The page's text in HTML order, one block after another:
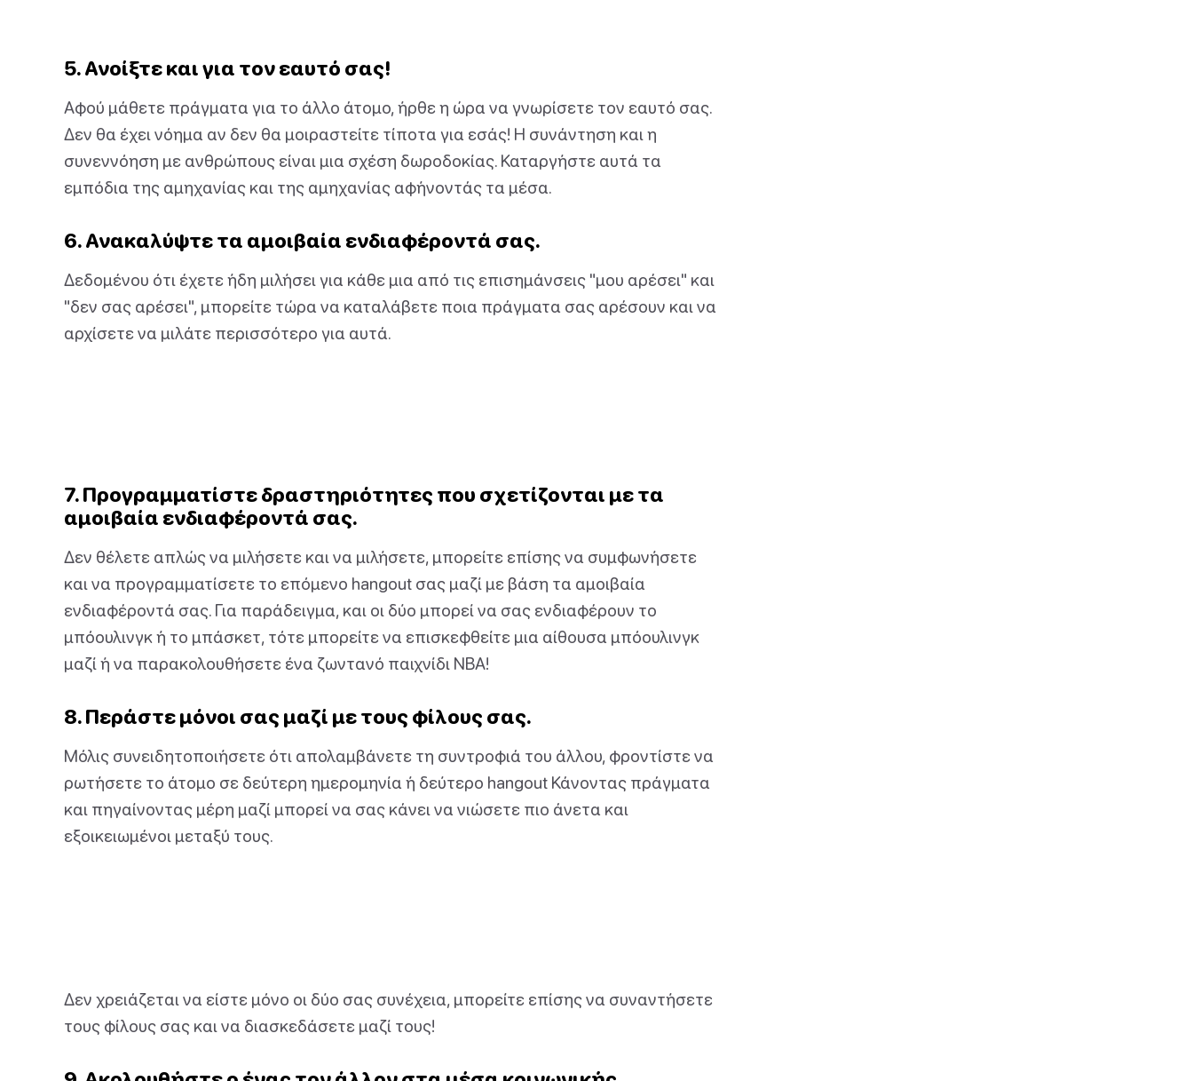
5. Ανοίξτε και για τον εαυτό σας!
Αφού μάθετε πράγματα για το άλλο άτομο, ήρθε η ώρα να γνωρίσετε τον εαυτό σας.
Δεν θα έχει νόημα αν δεν θα μοιραστείτε τίποτα για εσάς! Η συνάντηση και η
συνεννόηση με ανθρώπους είναι μια σχέση δωροδοκίας. Καταργήστε αυτά τα
εμπόδια της αμηχανίας και της αμηχανίας αφήνοντάς τα μέσα.
6. Ανακαλύψτε τα αμοιβαία ενδιαφέροντά σας.
Δεδομένου ότι έχετε ήδη μιλήσει για κάθε μια από τις επισημάνσεις "μου αρέσει" και
"δεν σας αρέσει", μπορείτε τώρα να καταλάβετε ποια πράγματα σας αρέσουν και να
αρχίσετε να μιλάτε περισσότερο για αυτά.
7. Προγραμματίστε δραστηριότητες που σχετίζονται με τα
αμοιβαία ενδιαφέροντά σας.
Δεν θέλετε απλώς να μιλήσετε και να μιλήσετε, μπορείτε επίσης να συμφωνήσετε
και να προγραμματίσετε το επόμενο hangout σας μαζί με βάση τα αμοιβαία
ενδιαφέροντά σας. Για παράδειγμα, και οι δύο μπορεί να σας ενδιαφέρουν το
μπόουλινγκ ή το μπάσκετ, τότε μπορείτε να επισκεφθείτε μια αίθουσα μπόουλινγκ
μαζί ή να παρακολουθήσετε ένα ζωντανό παιχνίδι NBA!
8. Περάστε μόνοι σας μαζί με τους φίλους σας.
Μόλις συνειδητοποιήσετε ότι απολαμβάνετε τη συντροφιά του άλλου, φροντίστε να
ρωτήσετε το άτομο σε δεύτερη ημερομηνία ή δεύτερο hangout Κάνοντας πράγματα
και πηγαίνοντας μέρη μαζί μπορεί να σας κάνει να νιώσετε πιο άνετα και
εξοικειωμένοι μεταξύ τους.
Δεν χρειάζεται να είστε μόνο οι δύο σας συνέχεια, μπορείτε επίσης να συναντήσετε
τους φίλους σας και να διασκεδάσετε μαζί τους!